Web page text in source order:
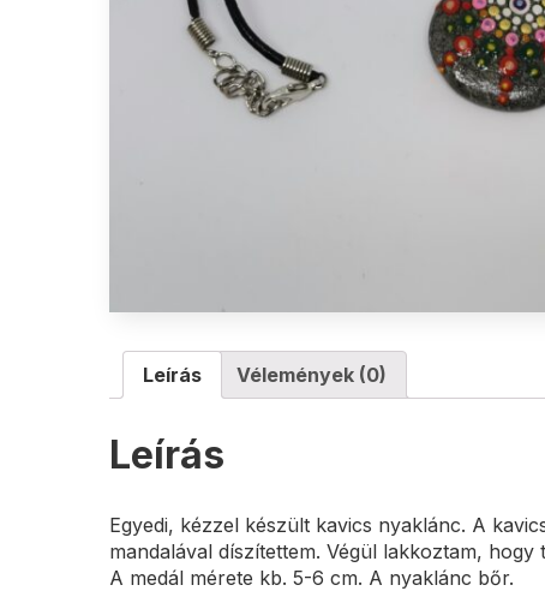
Leírás Vélemények (0)
Leírás
Egyedi, kézzel készült kavics nyaklánc. A
mandalával díszítettem. Végül lakkoztam, hogy
A medál mérete kb. 5-6 cm. A nyaklánc bőr.